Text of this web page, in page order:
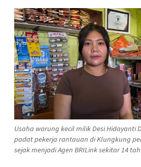
Usaha warung kecil milik Desi Hidayanti
padat pekerja rantauan di Klungkung
sejak menjadi Agen BRILink sekitar 14